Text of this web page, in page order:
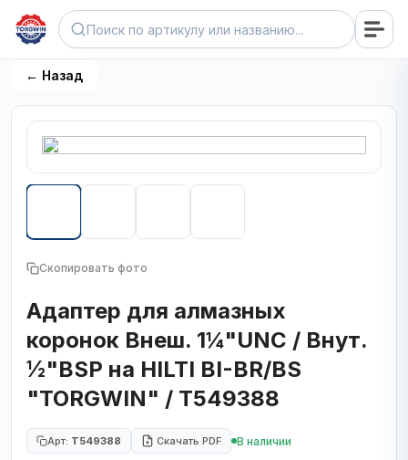
← Назад
Скопировать фото
Адаптер для алмазных
коронок Внеш. 1¼"UNC / Внут.
½"BSP на HILTI BI-BR/BS
"TORGWIN" / T549388
Арт: T549388 Скачать PDF В наличии